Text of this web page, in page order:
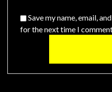
Save my name, email,
for the next time I